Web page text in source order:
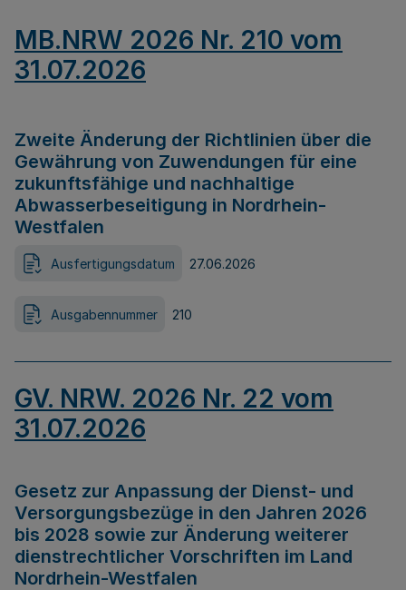
MB.NRW 2026 Nr. 210 vom
31.07.2026
Zweite Änderung der Richtlinien über die
Gewährung von Zuwendungen für eine
zukunftsfähige und nachhaltige
Abwasserbeseitigung in Nordrhein-
Westfalen
Ausfertigungsdatum 27.06.2026
Ausgabennummer 210
GV. NRW. 2026 Nr. 22 vom
31.07.2026
Gesetz zur Anpassung der Dienst- und
Versorgungsbezüge in den Jahren 2026
bis 2028 sowie zur Änderung weiterer
dienstrechtlicher Vorschriften im Land
Nordrhein-Westfalen